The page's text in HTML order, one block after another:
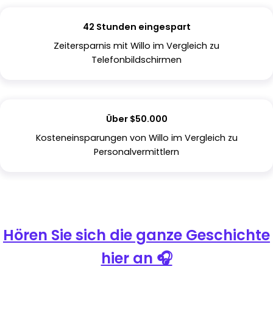
42 Stunden eingespart
Zeitersparnis mit Willo im Vergleich zu
Telefonbildschirmen
Über $50.000
Kosteneinsparungen von Willo im Vergleich zu
Personalvermittlern
Hören Sie sich die ganze Geschichte
hier an 🎧